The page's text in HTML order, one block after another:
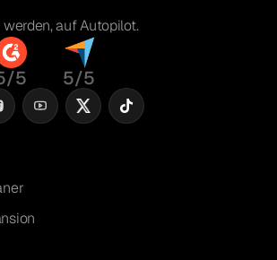
auf Autopilot.
5 5/5